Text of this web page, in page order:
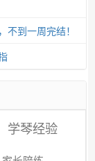
到一周完结！
学琴经验